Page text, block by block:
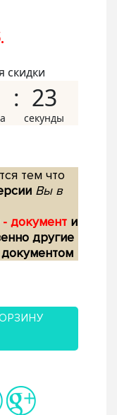
скидки
22
тем что
Вы в
документ и
другие